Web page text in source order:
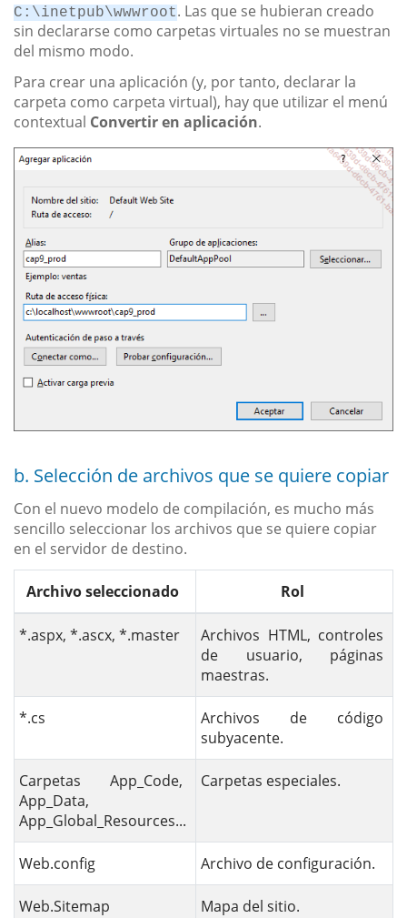
C:\inetpub\wwwroot. Las que se hubieran creado
sin declararse como carpetas virtuales no se muestran
del mismo modo.
Para crear una aplicación (y, por tanto, declarar la
carpeta como carpeta virtual), hay que utilizar el menú
contextual Convertir en aplicación.
b. Selección de archivos que se quiere copiar
Con el nuevo modelo de compilación, es mucho más
sencillo seleccionar los archivos que se quiere copiar
en el servidor de destino.
Archivo seleccionado Rol
*.aspx, *.ascx, *.master
Archivos HTML, controles
de usuario, páginas
maestras.
*.cs
Archivos de código
subyacente.
Carpetas App_Code,
App_Data,
App_Global_Resources...
Carpetas especiales.
Web.config Archivo de configuración.
Web.Sitemap Mapa del sitio.